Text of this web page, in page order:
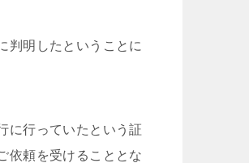
判明したということに
に行っていたという証
依頼を受けることとな